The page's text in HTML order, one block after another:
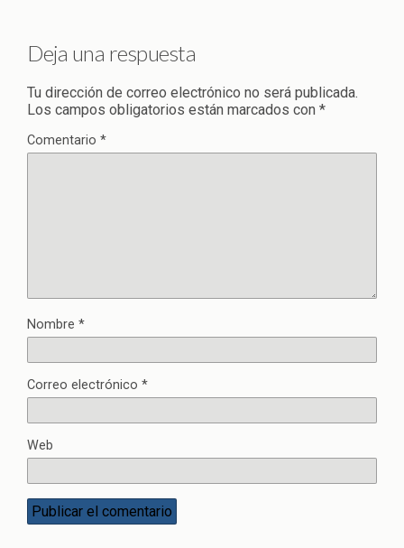
Deja una respuesta
Tu dirección de correo electrónico no será publicada.
Los campos obligatorios están marcados con *
Comentario *
Nombre *
Correo electrónico *
Web